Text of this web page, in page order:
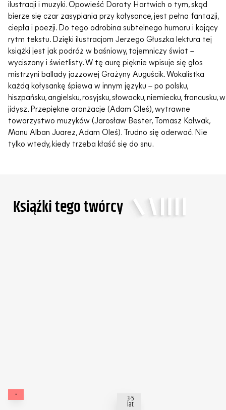
ilustracji i muzyki. Opowieść Doroty Hartwich o tym, skąd
bierze się czar zasypiania przy kołysance, jest pełna fantazji,
ciepła i poezji. Do tego odrobina subtelnego humoru i kojący
rytm tekstu. Dzięki ilustracjom Jerzego Głuszka lektura tej
książki jest jak podróż w baśniowy, tajemniczy świat –
wyciszony i świetlisty. W tę aurę pięknie wpisuje się głos
mistrzyni ballady jazzowej Grażyny Auguścik. Wokalistka
każdą kołysankę śpiewa w innym języku – po polsku,
hiszpańsku, angielsku, rosyjsku, słowacku, niemiecku, francusku, w
jidysz. Przepiękne aranżacje (Adam Oleś), wytrawne
towarzystwo muzyków (Jarosław Bester, Tomasz Kałwak,
Manu Alban Juarez, Adam Oleś). Trudno się oderwać. Nie
tylko wtedy, kiedy trzeba kłaść się do snu.
Ksiąźki tego twórcy
- 3-5
lat